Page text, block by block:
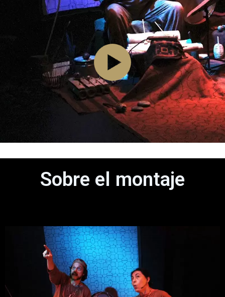
Sobre el montaje